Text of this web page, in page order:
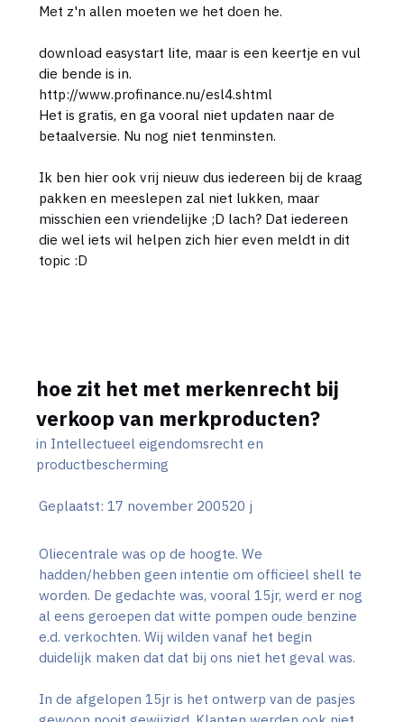
Met z'n allen moeten we het doen he.
download easystart lite, maar is een keertje en vul
die bende is in.
http://www.profinance.nu/esl4.shtml
Het is gratis, en ga vooral niet updaten naar de
betaalversie. Nu nog niet tenminsten.
Ik ben hier ook vrij nieuw dus iedereen bij de kraag
pakken en meeslepen zal niet lukken, maar
misschien een vriendelijke ;D lach? Dat iedereen
die wel iets wil helpen zich hier even meldt in dit
topic :D
hoe zit het met merkenrecht bij
verkoop van merkproducten?
in Intellectueel eigendomsrecht en
productbescherming
Geplaatst: 17 november 200520 j
Oliecentrale was op de hoogte. We
hadden/hebben geen intentie om officieel shell te
worden. De gedachte was, vooral 15jr, werd er nog
al eens geroepen dat witte pompen oude benzine
e.d. verkochten. Wij wilden vanaf het begin
duidelijk maken dat dat bij ons niet het geval was.
In de afgelopen 15jr is het ontwerp van de pasjes